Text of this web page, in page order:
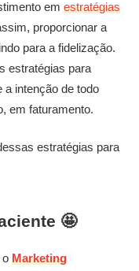
em estratégias
proporcionar a
para a fidelização.
estratégias para
intenção de todo
em faturamento.
estratégias para
🤩
o Marketing